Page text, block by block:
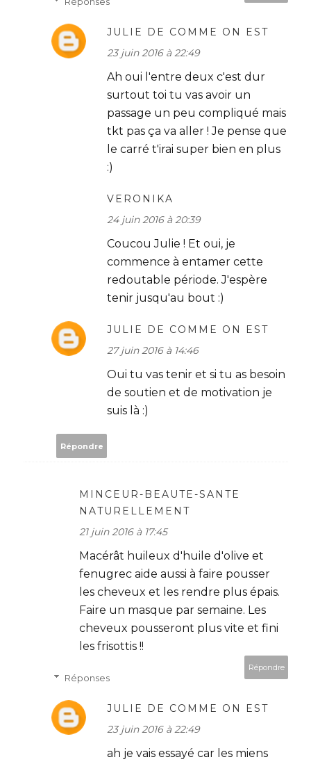
JULIE DE COMME ON EST
23 juin 2016 à 22:49
Ah oui l'entre deux c'est dur
surtout toi tu vas avoir un
passage un peu compliqué mais
tkt pas ça va aller ! Je pense que
le carré t'irai super bien en plus
:)
VERONIKA
24 juin 2016 à 20:39
Coucou Julie ! Et oui, je
commence à entamer cette
redoutable période. J'espère
tenir jusqu'au bout :)
JULIE DE COMME ON EST
27 juin 2016 à 14:46
Oui tu vas tenir et si tu as besoin
de soutien et de motivation je
suis là :)
Répondre
MINCEUR-BEAUTE-SANTE
NATURELLEMENT
21 juin 2016 à 17:45
Macérât huileux d'huile d'olive et
fenugrec aide aussi à faire pousser
les cheveux et les rendre plus épais.
Faire un masque par semaine. Les
cheveux pousseront plus vite et fini
les frisottis !!
Répondre
Réponses
JULIE DE COMME ON EST
23 juin 2016 à 22:49
ah je vais essayé car les miens